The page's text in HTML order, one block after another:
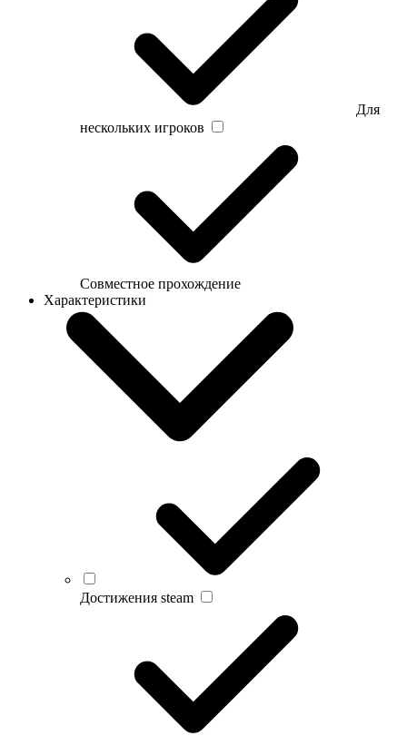
Для
нескольких игроков
Совместное прохождение
Характеристики
Достижения steam